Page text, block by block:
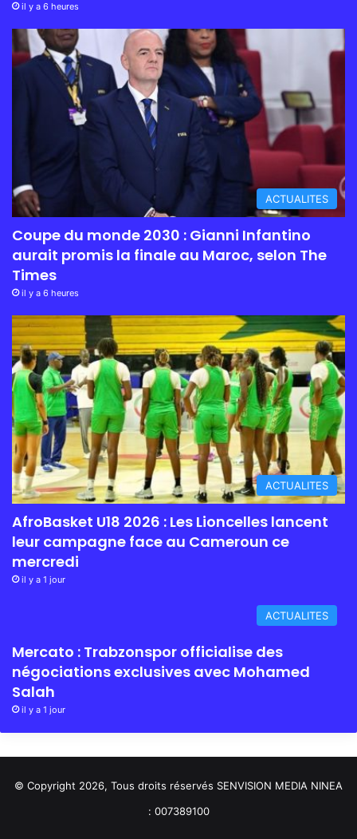
il y a 6 heures
ACTUALITES
Coupe du monde 2030 : Gianni Infantino
aurait promis la finale au Maroc, selon The
Times
il y a 6 heures
ACTUALITES
AfroBasket U18 2026 : Les Lioncelles lancent
leur campagne face au Cameroun ce
mercredi
il y a 1 jour
ACTUALITES
Mercato : Trabzonspor officialise des
négociations exclusives avec Mohamed
Salah
il y a 1 jour
© Copyright 2026, Tous droits réservés SENVISION MEDIA NINEA
: 007389100